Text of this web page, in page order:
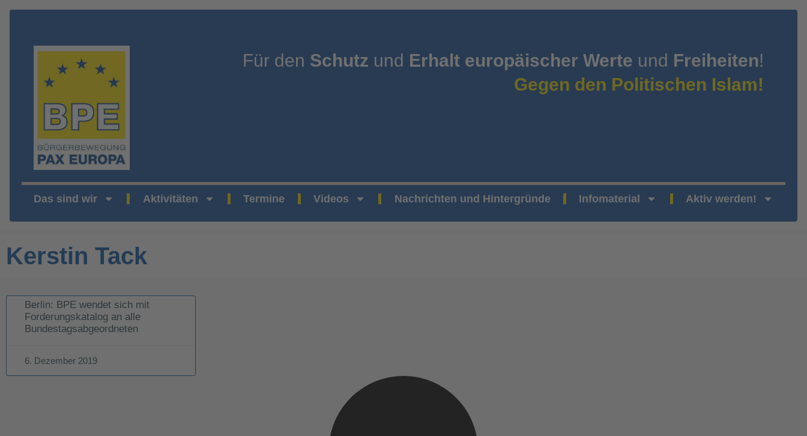
Für den Schutz und Erhalt europäischer Werte und Freiheiten!
Gegen den Politischen Islam!
Das sind wir Aktivitäten Termine Videos Nachrichten und Hintergründe Infomaterial Aktiv werden!
Kerstin Tack
Berlin: BPE wendet sich mit
Forderungskatalog an alle
Bundestagsabgeordneten
6. Dezember 2019